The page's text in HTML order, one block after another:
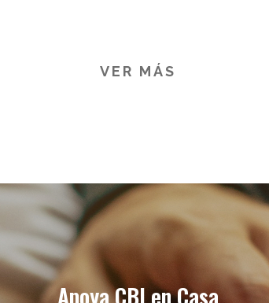
VER MÁS
Apoya CBI en Casa